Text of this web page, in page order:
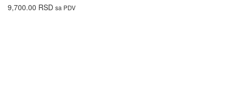
9,700.00 RSD sa PDV